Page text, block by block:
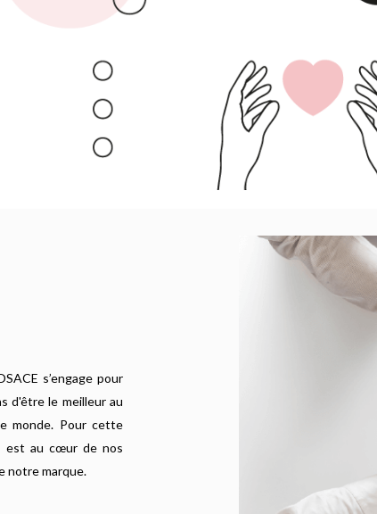
s’engage pour
d'être le meilleur au
monde. Pour cette
est au cœur de nos
notre marque.